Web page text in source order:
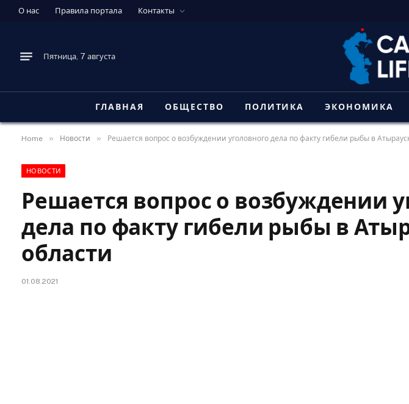
О нас Правила портала Контакты
Пятница, 7 августа
ГЛАВНАЯ ОБЩЕСТВО ПОЛИТИКА ЭКОНОМИКА
Home » Новости » Решается вопрос о возбуждении уголовного дела по факту гибели рыбы в
НОВОСТИ
Решается вопрос о возбуждении
дела по факту гибели рыбы в
области
01.08.2021